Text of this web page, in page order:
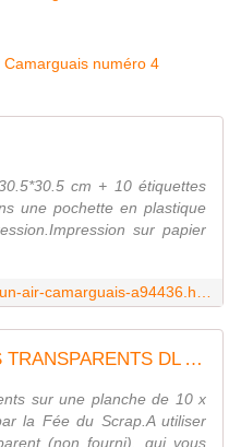
cm + 10 étiquettes
une pochette en plastique
sur papier
FDSTTDL001 : TAMPONS TRANSPARENTS DL ARTISTE 1 FEE DU SCRAP
sur une planche de 10 x
la Fée du Scrap.A utiliser
(non fourni), qui vous